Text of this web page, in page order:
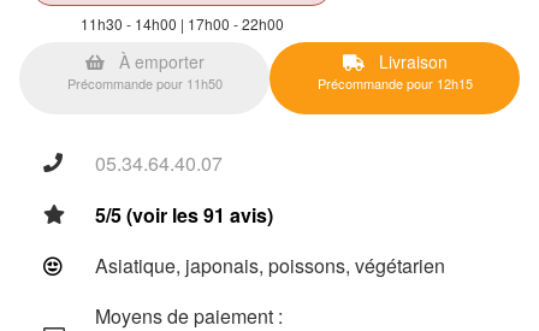
11h30 - 14h00 | 17h00 - 22h00
À emporter
Précommande pour 11h50
Livraison
Précommande pour 12h15
05.34.64.40.07
5/5 (voir les 91 avis)
Asiatique, japonais, poissons, végétarien
Moyens de paiement :